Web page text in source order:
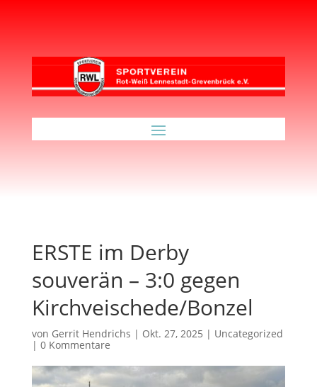
ERSTE im Derby
souverän – 3:0 gegen
Kirchveischede/Bonzel
von Gerrit Hendrichs | Okt. 27, 2025 | Uncategorized
| 0 Kommentare